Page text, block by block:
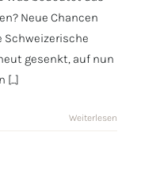
Neue Chancen
Schweizerische
gesenkt, auf nun
Weiterlesen